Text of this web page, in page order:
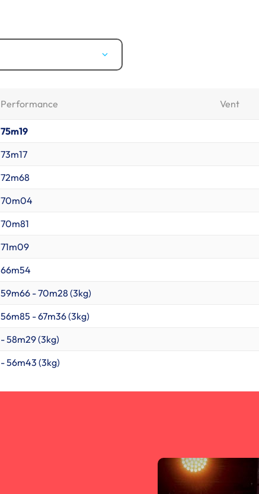
Performance Vent
75m19
73m17
72m68
70m04
70m81
71m09
66m54
59m66 - 70m28 (3kg)
56m85 - 67m36 (3kg)
- 58m29 (3kg)
- 56m43 (3kg)